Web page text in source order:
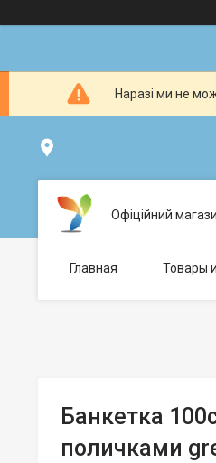
Наразі ми не
Офіційний
Главная Товары
Банкетка
поличками